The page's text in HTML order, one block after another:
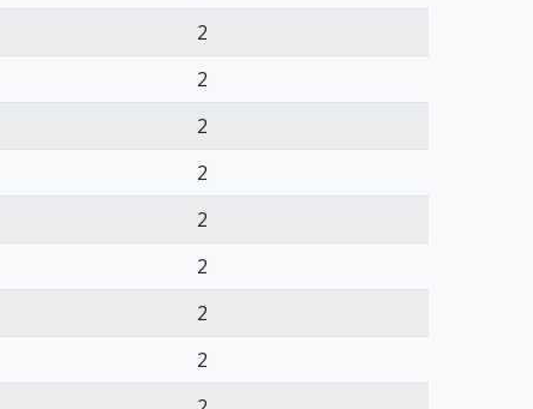
2
2
2
2
2
2
2
2